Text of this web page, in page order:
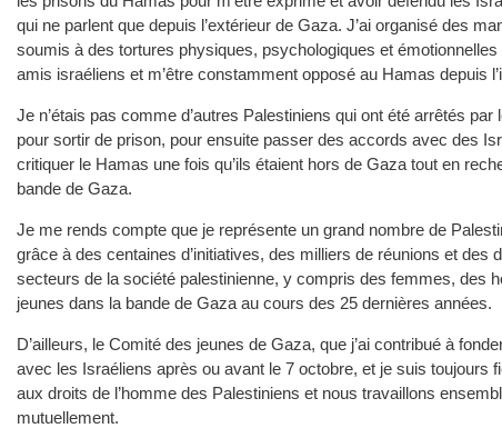
qui ne parlent que depuis l’extérieur de Gaza. J’ai organisé des
soumis à des tortures physiques, psychologiques et
amis israéliens et m’être constamment opposé au Hamas depuis
Je n’étais pas comme d’autres Palestiniens qui ont été arrêtés
pour sortir de prison, pour ensuite passer des accords avec des
critiquer le Hamas une fois qu’ils étaient hors de Gaza tout en
bande de Gaza.
Je me rends compte que je représente un grand nombre de
grâce à des centaines d’initiatives, des milliers de réunions et des
secteurs de la société palestinienne, y compris des femmes, des
jeunes dans la bande de Gaza au cours des 25 dernières années.
D’ailleurs, le Comité des jeunes de Gaza, que j’ai contribué à
avec les Israéliens après ou avant le 7 octobre, et je suis toujours
aux droits de l’homme des Palestiniens et nous travaillons
mutuellement.